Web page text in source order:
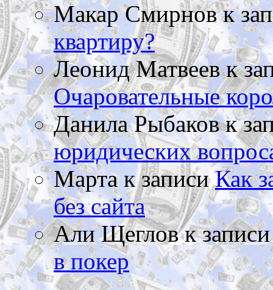
Макар Смирновк
квартиру?
Леонид Матвеевк
Очаровательные
Данила Рыбаковк
юридических
Мартак записиКак
без сайта
Али Щегловк
в покер